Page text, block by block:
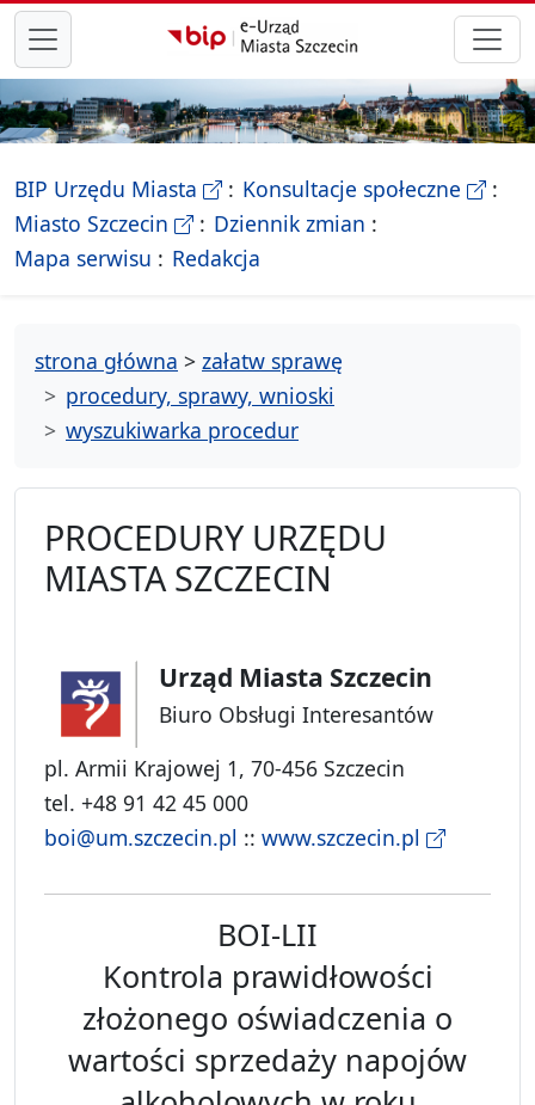
przejdź do głównego menu
BIP Urzędu Miasta - Biletyn Informacji Publicznej
Konsultacje społeczne-
Miasto Szczecin - Oficjalna strona Miasta Szczecin
Dziennik zmian
Mapa serwisu - drzewko rozdziałów
Redakcja
strona główna > załatw sprawę
procedury, sprawy, wnioski
wyszukiwarka procedur
PROCEDURY URZĘDU
MIASTA SZCZECIN
Urząd Miasta Szczecin
Biuro Obsługi Interesantów
pl. Armii Krajowej 1, 70-456 Szczecin
tel. +48 91 42 45 000
boi@um.szczecin.pl :: www.szczecin.pl
BOI-LII
Kontrola prawidłowości
złożonego oświadczenia o
wartości sprzedaży napojów